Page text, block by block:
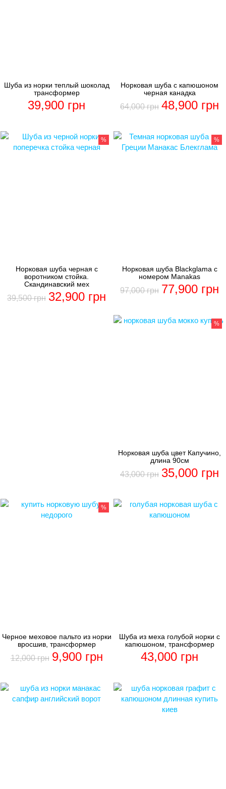
Норковая шуба с капюшоном
черная канадка
64,000грн 48,900 грн
Шуба из норки теплый шоколад
трансформер
39,900 грн
%
Норковая шуба Blackglama с
номером Manakas
97,000грн 77,900 грн
%
Норковая шуба черная с
воротником стойка.
Скандинавский мех
39,500грн 32,900 грн
%
Норковая шуба цвет Капучино,
длина 90см
43,000грн 35,000 грн
%
Черное меховое пальто из норки
вросшив, трансформер
12,000грн 9,900 грн
Шуба из меха голубой норки с
капюшоном, трансформер
43,000 грн